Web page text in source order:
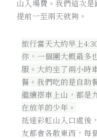
山入場費。我們這次是
提前一至兩天就夠。
旅行當天大約早上
你，一個團大概最多
服。大約坐了兩小時
餐。我們吃的是自助
繼續搭車上山，都是
在放羊的少年。
抵達彩虹山入口處後
友都會各散東西，每